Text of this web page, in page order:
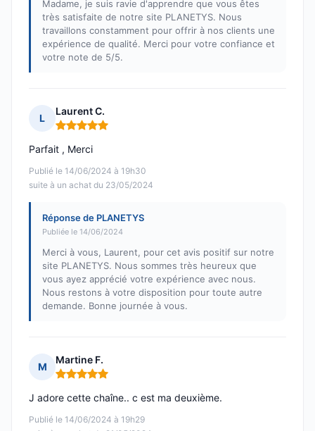
Madame, je suis ravie d'apprendre que vous êtes
très satisfaite de notre site PLANETYS. Nous
travaillons constamment pour offrir à nos clients une
expérience de qualité. Merci pour votre confiance et
votre note de 5/5.
L
Laurent C.
Note : 5 sur 5
Publié le 14/06/2024 à 19h30
suite à un achat du 23/05/2024
Parfait , Merci
Réponse de PLANETYS
Publiée le 14/06/2024
Merci à vous, Laurent, pour cet avis positif sur notre
site PLANETYS. Nous sommes très heureux que
vous ayez apprécié votre expérience avec nous.
Nous restons à votre disposition pour toute autre
demande. Bonne journée à vous.
M
Martine F.
Note : 5 sur 5
Publié le 14/06/2024 à 19h29
J adore cette chaîne.. c est ma deuxième.